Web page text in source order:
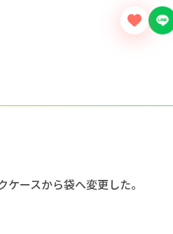
ースから袋へ変更した。